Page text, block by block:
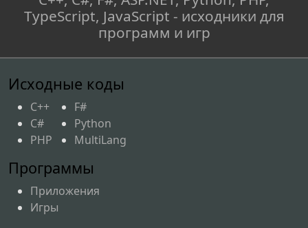
TypeScript, JavaScript - исходники для
программ и игр
Исходные коды
C++
C#
PHP
F#
Python
MultiLang
Программы
Приложения
Игры